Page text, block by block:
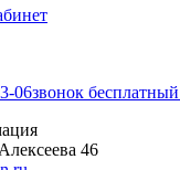
06звонок
46